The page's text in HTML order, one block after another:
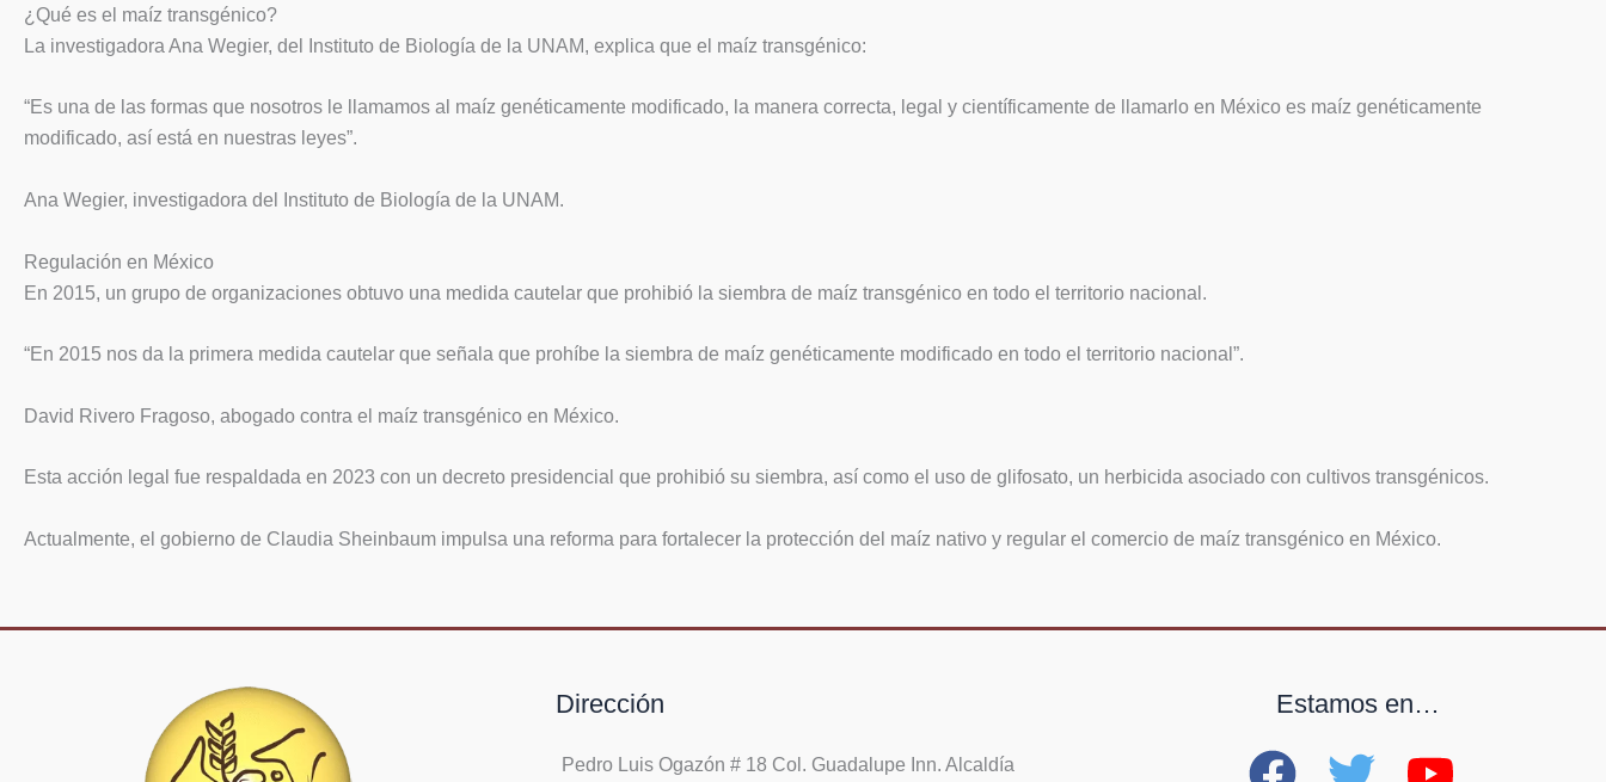
¿Qué es el maíz transgénico?
La investigadora Ana Wegier, del Instituto de Biología de la UNAM, explica que el maíz transgénico:
“Es una de las formas que nosotros le llamamos al maíz genéticamente modificado, la manera correcta, legal y científicamente de llamarlo en México es maíz genéticamente
modificado, así está en nuestras leyes”.
Ana Wegier, investigadora del Instituto de Biología de la UNAM.
Regulación en México
En 2015, un grupo de organizaciones obtuvo una medida cautelar que prohibió la siembra de maíz transgénico en todo el territorio nacional.
“En 2015 nos da la primera medida cautelar que señala que prohíbe la siembra de maíz genéticamente modificado en todo el territorio nacional”.
David Rivero Fragoso, abogado contra el maíz transgénico en México.
Esta acción legal fue respaldada en 2023 con un decreto presidencial que prohibió su siembra, así como el uso de glifosato, un herbicida asociado con cultivos transgénicos.
Actualmente, el gobierno de Claudia Sheinbaum impulsa una reforma para fortalecer la protección del maíz nativo y regular el comercio de maíz transgénico en México.
Dirección
Pedro Luis Ogazón # 18 Col. Guadalupe Inn. Alcaldía
Estamos en…